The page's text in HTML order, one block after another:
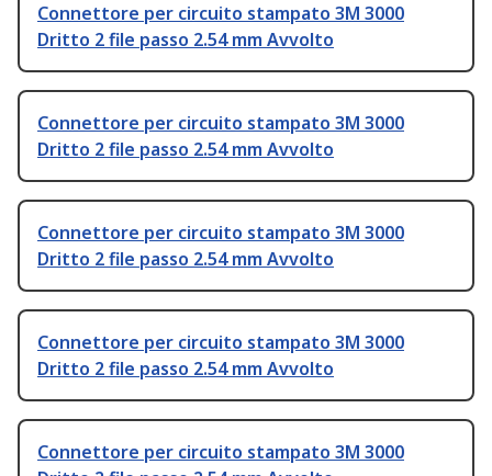
Connettore per circuito stampato 3M 3000
Dritto 2 file passo 2.54 mm Avvolto
Connettore per circuito stampato 3M 3000
Dritto 2 file passo 2.54 mm Avvolto
Connettore per circuito stampato 3M 3000
Dritto 2 file passo 2.54 mm Avvolto
Connettore per circuito stampato 3M 3000
Dritto 2 file passo 2.54 mm Avvolto
Connettore per circuito stampato 3M 3000